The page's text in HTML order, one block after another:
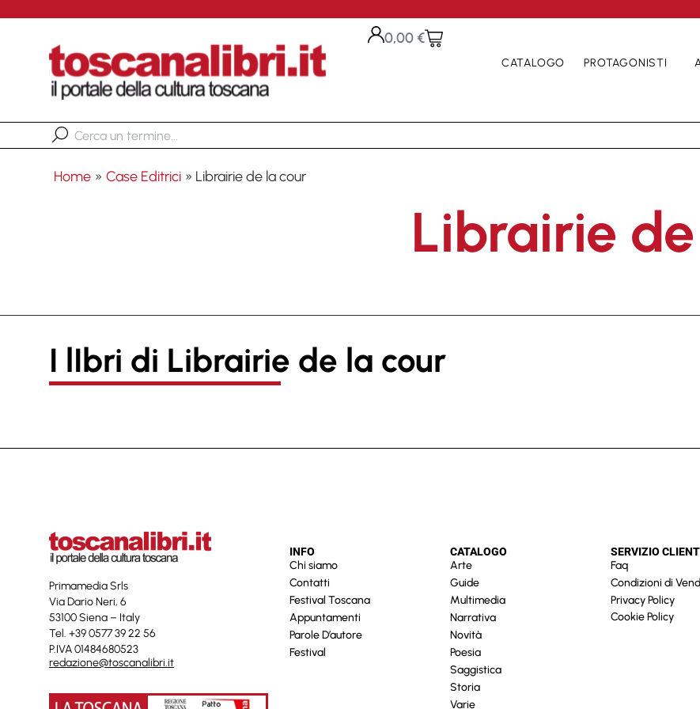
0,00€
CATALOGO PROTAGONISTI
Home » Case Editrici » Librairie de la cour
Librairie
I lIbri di Librairie de la cour
Primamedia Srls
Via Dario Neri, 6
53100 Siena – Italy
Tel. +39 0577 39 22 56
P.IVA 01484680523
redazione@toscanalibri.it
INFO
Chi siamo
Contatti
Festival Toscana
Appuntamenti
Parole D’autore
Festival
CATALOGO
Arte
Guide
Multimedia
Narrativa
Novità
Poesia
Saggistica
Storia
Varie
SERVIZIO
Faq
Condizioni di
Privacy Policy
Cookie Policy